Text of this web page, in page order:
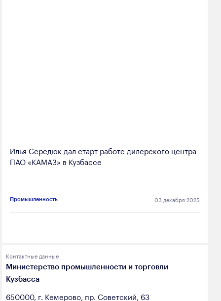
Илья Середюк дал старт работе дилерского центра
ПАО «КАМАЗ» в Кузбассе
Промышленность 03 декабря 2025
Контактные данные
Министерство промышленности и торговли
Кузбасса
650000, г. Кемерово, пр. Советский, 63